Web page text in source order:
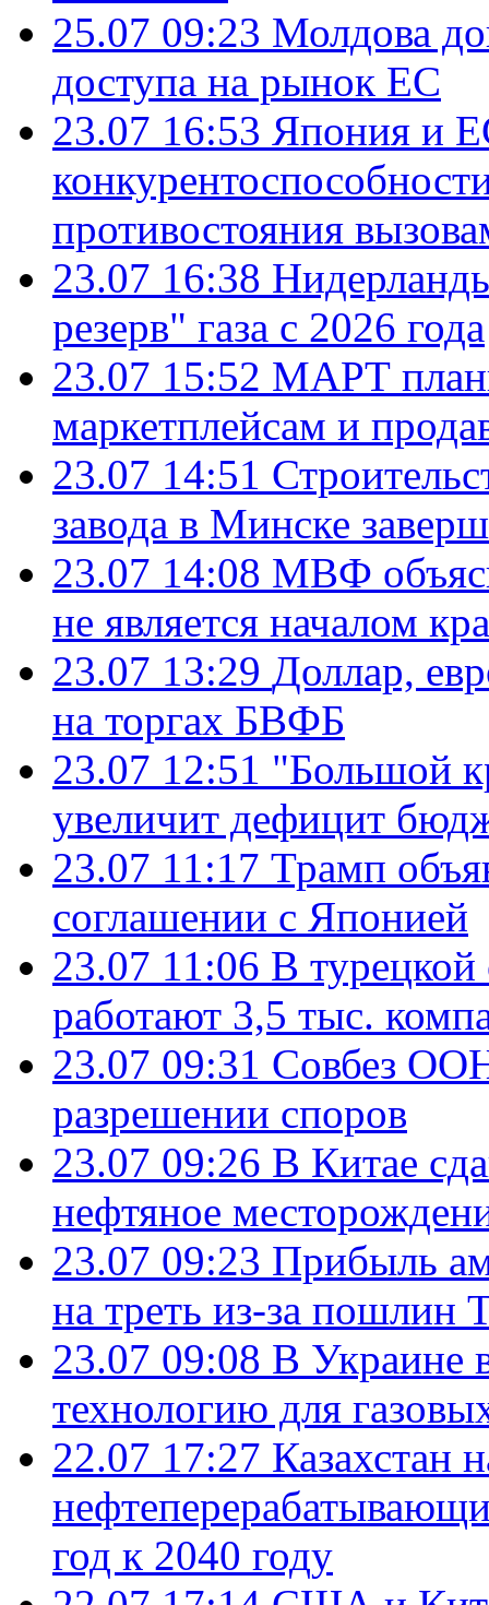
25.07 09:23 Молдова
доступа на рынок ЕС
23.07 16:53 Япония и
противостояния
23.07 16:38
резерв" газа с 2026 года
23.07 15:52 МАРТ
маркетплейсам и
23.07 14:51
завода в Минске
23.07 14:08 МВФ
не является началом
23.07 13:29 Доллар,
на торгах БВФБ
23.07 12:51 "Большой
увеличит дефицит
23.07 11:17 Трамп
соглашении с Японией
23.07 11:06 В
работают 3,5 тыс.
23.07 09:31 Совбез
разрешении споров
23.07 09:26 В Китае
нефтяное
23.07 09:23 Прибыль
на треть из-за пошлин
23.07 09:08 В Украине
технологию для
22.07 17:27 Казахстан
год к 2040 году